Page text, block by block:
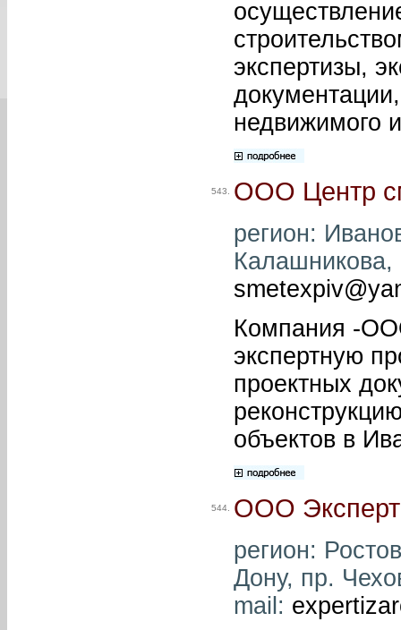
экспертизы,
недвижимого
543. ООО Центр
регион:
Компания -
экспертную
проектных
объектов в
544. ООО Эксперт
регион:
Дону, пр.
mail: